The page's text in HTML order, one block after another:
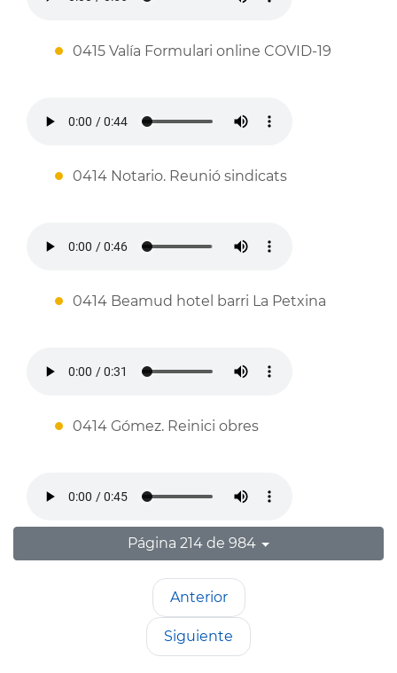
0415 Valía Formulari online COVID-19
0414 Notario. Reunió sindicats
0414 Beamud hotel barri La Petxina
0414 Gómez. Reinici obres
Página 214 de 984
Anterior
Siguiente